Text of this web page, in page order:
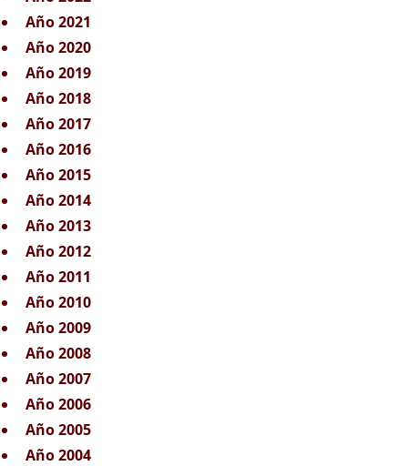
Año 2021
Año 2020
Año 2019
Año 2018
Año 2017
Año 2016
Año 2015
Año 2014
Año 2013
Año 2012
Año 2011
Año 2010
Año 2009
Año 2008
Año 2007
Año 2006
Año 2005
Año 2004